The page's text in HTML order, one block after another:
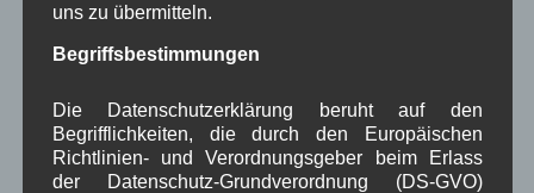
*Datenschutzbedingungen akzeptieren
uns zu übermitteln.
Begriffsbestimmungen
Die Datenschutzerklärung beruht auf den
Begrifflichkeiten, die durch den Europäischen
Richtlinien- und Verordnungsgeber beim Erlass
der Datenschutz-Grundverordnung (DS-GVO)